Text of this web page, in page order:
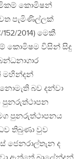
කොමිෂන්
පැමිණිල්ලක්
2014) මෙකී
කොමිෂම විසින් සිදු
මහින්දන්
බව දන්වා
පුනරුත්ථාපන
පුනරුත්ථාපනය
තිබුණා වුව
ජෙනරාල්තැන ද